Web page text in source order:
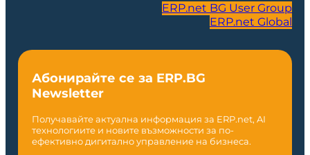
ERP.net BG User Group
ERP.net Global
Абонирайте се за ERP.BG
Newsletter
Получавайте актуална информация за ERP.net, AI
технологиите и новите възможности за по-
ефективно дигитално управление на бизнеса.